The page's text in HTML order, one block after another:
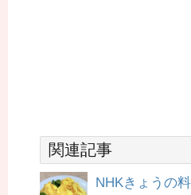
関連記事
NHKきょうの